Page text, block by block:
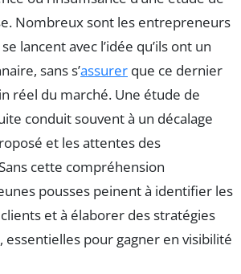
Nombreux sont les entrepreneurs
lancent avec l’idée qu’ils ont un
sans s’assurer que ce dernier
réel du marché. Une étude de
conduit souvent à un décalage
et les attentes des
cette compréhension
pousses peinent à identifier les
et à élaborer des stratégies
essentielles pour gagner en visibilité